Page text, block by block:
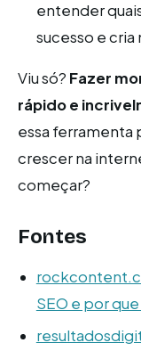
entender
sucesso e
Viu só? Fazer
rápido e
essa ferramenta
crescer na
começar?
Fontes
SEO e por